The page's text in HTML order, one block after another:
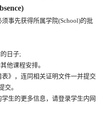
事先获得所属学院(School)的批
日子;
他课程安排。
》，连同相关证明文件一并提交
交。
生的更多信息，请登录学生内网